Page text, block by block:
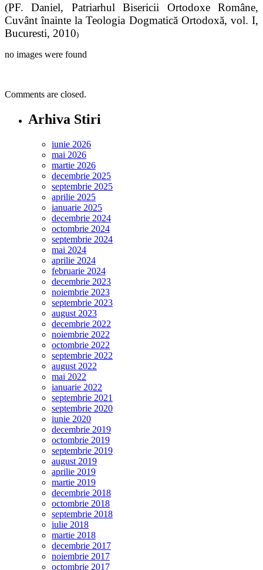
(PF. Daniel, Patriarhul Bisericii Ortodoxe Române,
Cuvânt înainte la Teologia Dogmatică Ortodoxă, vol. I,
Bucuresti, 2010)
no images were found
Comments are closed.
Arhiva Stiri
iunie 2026
mai 2026
martie 2026
decembrie 2025
septembrie 2025
aprilie 2025
ianuarie 2025
decembrie 2024
octombrie 2024
septembrie 2024
mai 2024
aprilie 2024
februarie 2024
decembrie 2023
noiembrie 2023
septembrie 2023
august 2023
decembrie 2022
noiembrie 2022
octombrie 2022
septembrie 2022
august 2022
mai 2022
ianuarie 2022
septembrie 2021
septembrie 2020
iunie 2020
decembrie 2019
octombrie 2019
septembrie 2019
august 2019
aprilie 2019
martie 2019
decembrie 2018
octombrie 2018
septembrie 2018
iulie 2018
martie 2018
decembrie 2017
noiembrie 2017
octombrie 2017